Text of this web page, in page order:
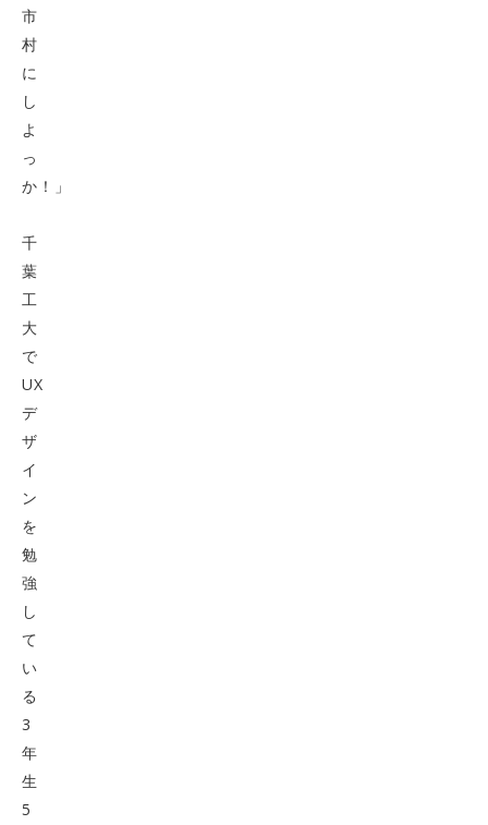
市
村
に
し
よ
っ
か！」
千
葉
工
大
で
UX
デ
ザ
イ
ン
を
勉
強
し
て
い
る
3
年
生
5